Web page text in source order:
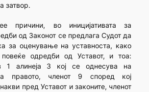
затвор.
причини, во иницијативата за
од Законот се предлага Судот да
за оценување на уставноста, како
повеќе одредби од Уставот, и тоа:
1 алинеја 3 кој се однесува на
правото, членот 9 според кој
пред Уставот и законите, членот